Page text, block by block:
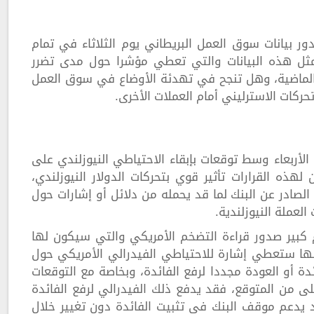
سوق العمل البريطاني يوم الثلاثاء في تمام
مثل هذه البيانات والتي تعطي مؤشرا حول مدى تضرر
الماضية، وهل تنجح في تهدئة الأوضاع في سوق العمل
الاسترليني أمام العملات الأخرى.
وسط توقعات بإبقاء الاحتياطي النيوزلندي على
5.50%، ولذلك، سيكون لهذه القرارات تأثير قوي بتحركات الدولار النيوزلندي،
عن البنك لما قد يحمله من دلائل أو إشارات حول
النيوزلندية.
كبير صدور قراءة التضخم الأمريكي والتي سيكون لها
ستعطي إشارة للاحتياطي الفيدرالي الأمريكي حول
أو العودة مجددا لرفع الفائدة، وبخاصة مع التوقعات
من المتوقع، فقد يدفع ذلك الفيدرالي لرفع الفائدة
يدعم موقف البنك في تثبيت الفائدة دون تغيير خلال